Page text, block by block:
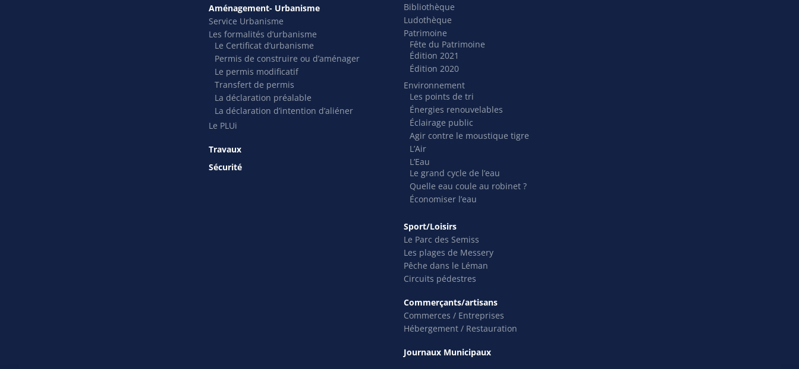
Aménagement- Urbanisme
Service Urbanisme
Les formalités d’urbanisme
Le Certificat d’urbanisme
Permis de construire ou d’aménager
Le permis modificatif
Transfert de permis
La déclaration préalable
La déclaration d’intention d’aliéner
Le PLUi
Travaux
Sécurité
Bibliothèque
Ludothèque
Patrimoine
Fête du Patrimoine
Édition 2021
Édition 2020
Environnement
Les points de tri
Énergies renouvelables
Éclairage public
Agir contre le moustique tigre
L’Air
L’Eau
Le grand cycle de l’eau
Quelle eau coule au robinet ?
Économiser l’eau
Sport/Loisirs
Le Parc des Semiss
Les plages de Messery
Pêche dans le Léman
Circuits pédestres
Commerçants/artisans
Commerces / Entreprises
Hébergement / Restauration
Journaux Municipaux